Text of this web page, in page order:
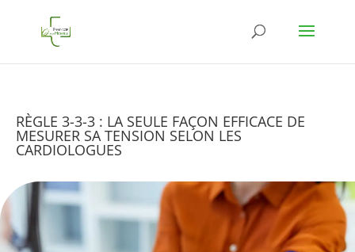
RÈGLE 3-3-3 : LA SEULE FAÇON EFFICACE DE
MESURER SA TENSION SELON LES
CARDIOLOGUES